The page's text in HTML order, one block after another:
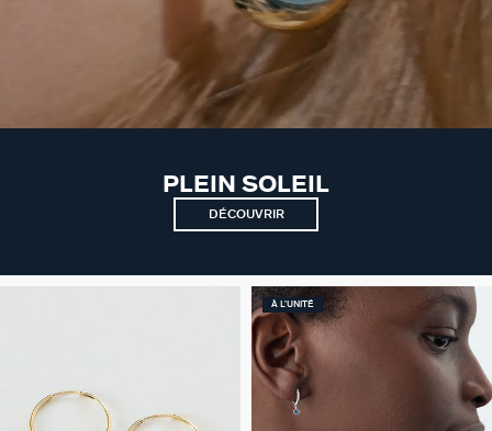
PLEIN SOLEIL
DÉCOUVRIR
À L'UNITÉ